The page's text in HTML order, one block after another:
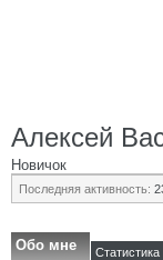
Алексей
Новичок
Последняя активность:
Обо мне Статистика